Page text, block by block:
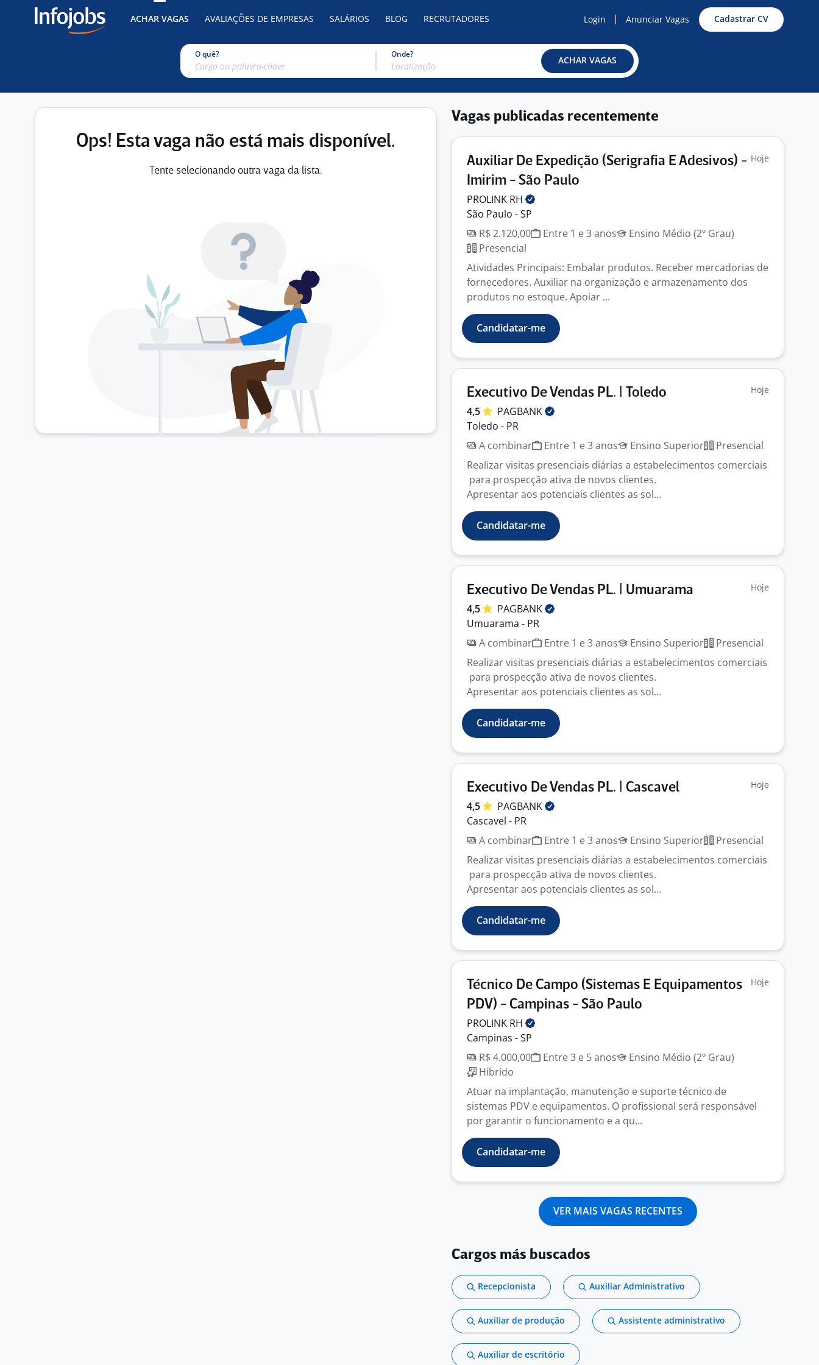
ACHAR VAGAS AVALIAÇÕES DE EMPRESAS SALÁRIOS BLOG RECRUTADORES Login Anunciar Vagas Cadastrar CV
O quê? Onde?
ACHAR VAGAS
Ops! Esta vaga não está mais disponível.
Tente selecionando outra vaga da lista.
Vagas publicadas recentemente
Auxiliar De Expedição (Serigrafia E Adesivos) -
Imirim - São Paulo
Hoje
PROLINK RH
São Paulo - SP
R$ 2.120,00
Entre 1 e 3 anos
Ensino Médio (2º Grau)
Presencial
Atividades Principais: Embalar produtos. Receber mercadorias de
fornecedores. Auxiliar na organização e armazenamento dos
produtos no estoque. Apoiar ...
Candidatar-me
Executivo De Vendas PL. | Toledo Hoje
4,5
PAGBANK
Toledo - PR
A combinar
Entre 1 e 3 anos Ensino Superior
Presencial
Realizar visitas presenciais diárias a estabelecimentos comerciais
para prospecção ativa de novos clientes.
Apresentar aos potenciais clientes as sol...
Candidatar-me
Executivo De Vendas PL. | Umuarama Hoje
4,5
PAGBANK
Umuarama - PR
A combinar
Entre 1 e 3 anos Ensino Superior
Presencial
Realizar visitas presenciais diárias a estabelecimentos comerciais
para prospecção ativa de novos clientes.
Apresentar aos potenciais clientes as sol...
Candidatar-me
Executivo De Vendas PL. | Cascavel Hoje
4,5
PAGBANK
Cascavel - PR
A combinar
Entre 1 e 3 anos Ensino Superior
Presencial
Realizar visitas presenciais diárias a estabelecimentos comerciais
para prospecção ativa de novos clientes.
Apresentar aos potenciais clientes as sol...
Candidatar-me
Técnico De Campo (Sistemas E Equipamentos
PDV) - Campinas - São Paulo
Hoje
PROLINK RH
Campinas - SP
R$ 4.000,00
Entre 3 e 5 anos
Ensino Médio (2º Grau)
Híbrido
Atuar na implantação, manutenção e suporte técnico de
sistemas PDV e equipamentos. O profissional será responsável
por garantir o funcionamento e a qu...
Candidatar-me
VER MAIS VAGAS RECENTES
Cargos más buscados
Recepcionista Auxiliar Administrativo
Auxiliar de produção Assistente administrativo
Auxiliar de escritório